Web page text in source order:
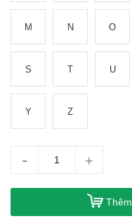
M N O
S T U
Y Z
- +